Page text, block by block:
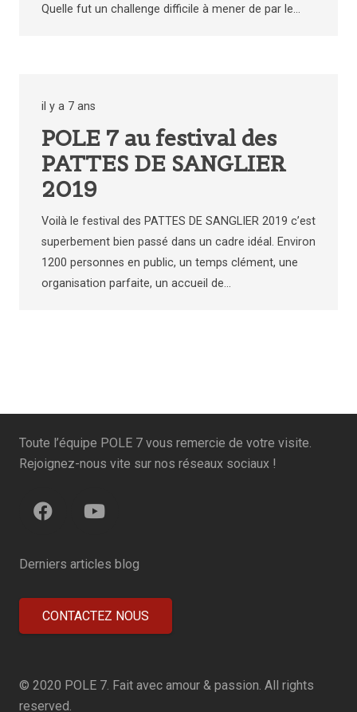
Quelle fut un challenge difficile à mener de par le…
il y a 7 ans
POLE 7 au festival des
PATTES DE SANGLIER
2019
Voilà le festival des PATTES DE SANGLIER 2019 c’est
superbement bien passé dans un cadre idéal. Environ
1200 personnes en public, un temps clément, une
organisation parfaite, un accueil de…
Toute l’équipe POLE 7 vous remercie de votre visite.
Rejoignez-nous vite sur nos réseaux sociaux !
Derniers articles blog
CONTACTEZ NOUS
© 2020 POLE 7. Fait avec amour & passion. All rights
reserved.